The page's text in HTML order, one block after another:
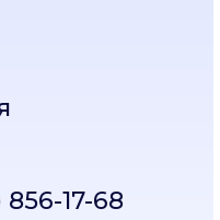
856-17-68